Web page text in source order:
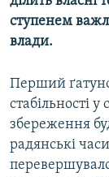
ступенем
влади.
Перший
стабільності
збереження
радянські